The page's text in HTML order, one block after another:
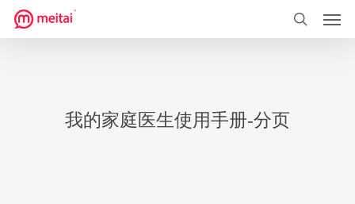
到
搜索
我的家庭医生使用手册-分页